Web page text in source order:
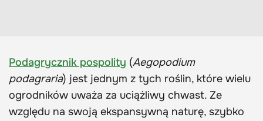
Podagrycznik pospolity (Aegopodium
podagraria) jest jednym z tych roślin, które wielu
ogrodników uważa za uciążliwy chwast. Ze
względu na swoją ekspansywną naturę, szybko